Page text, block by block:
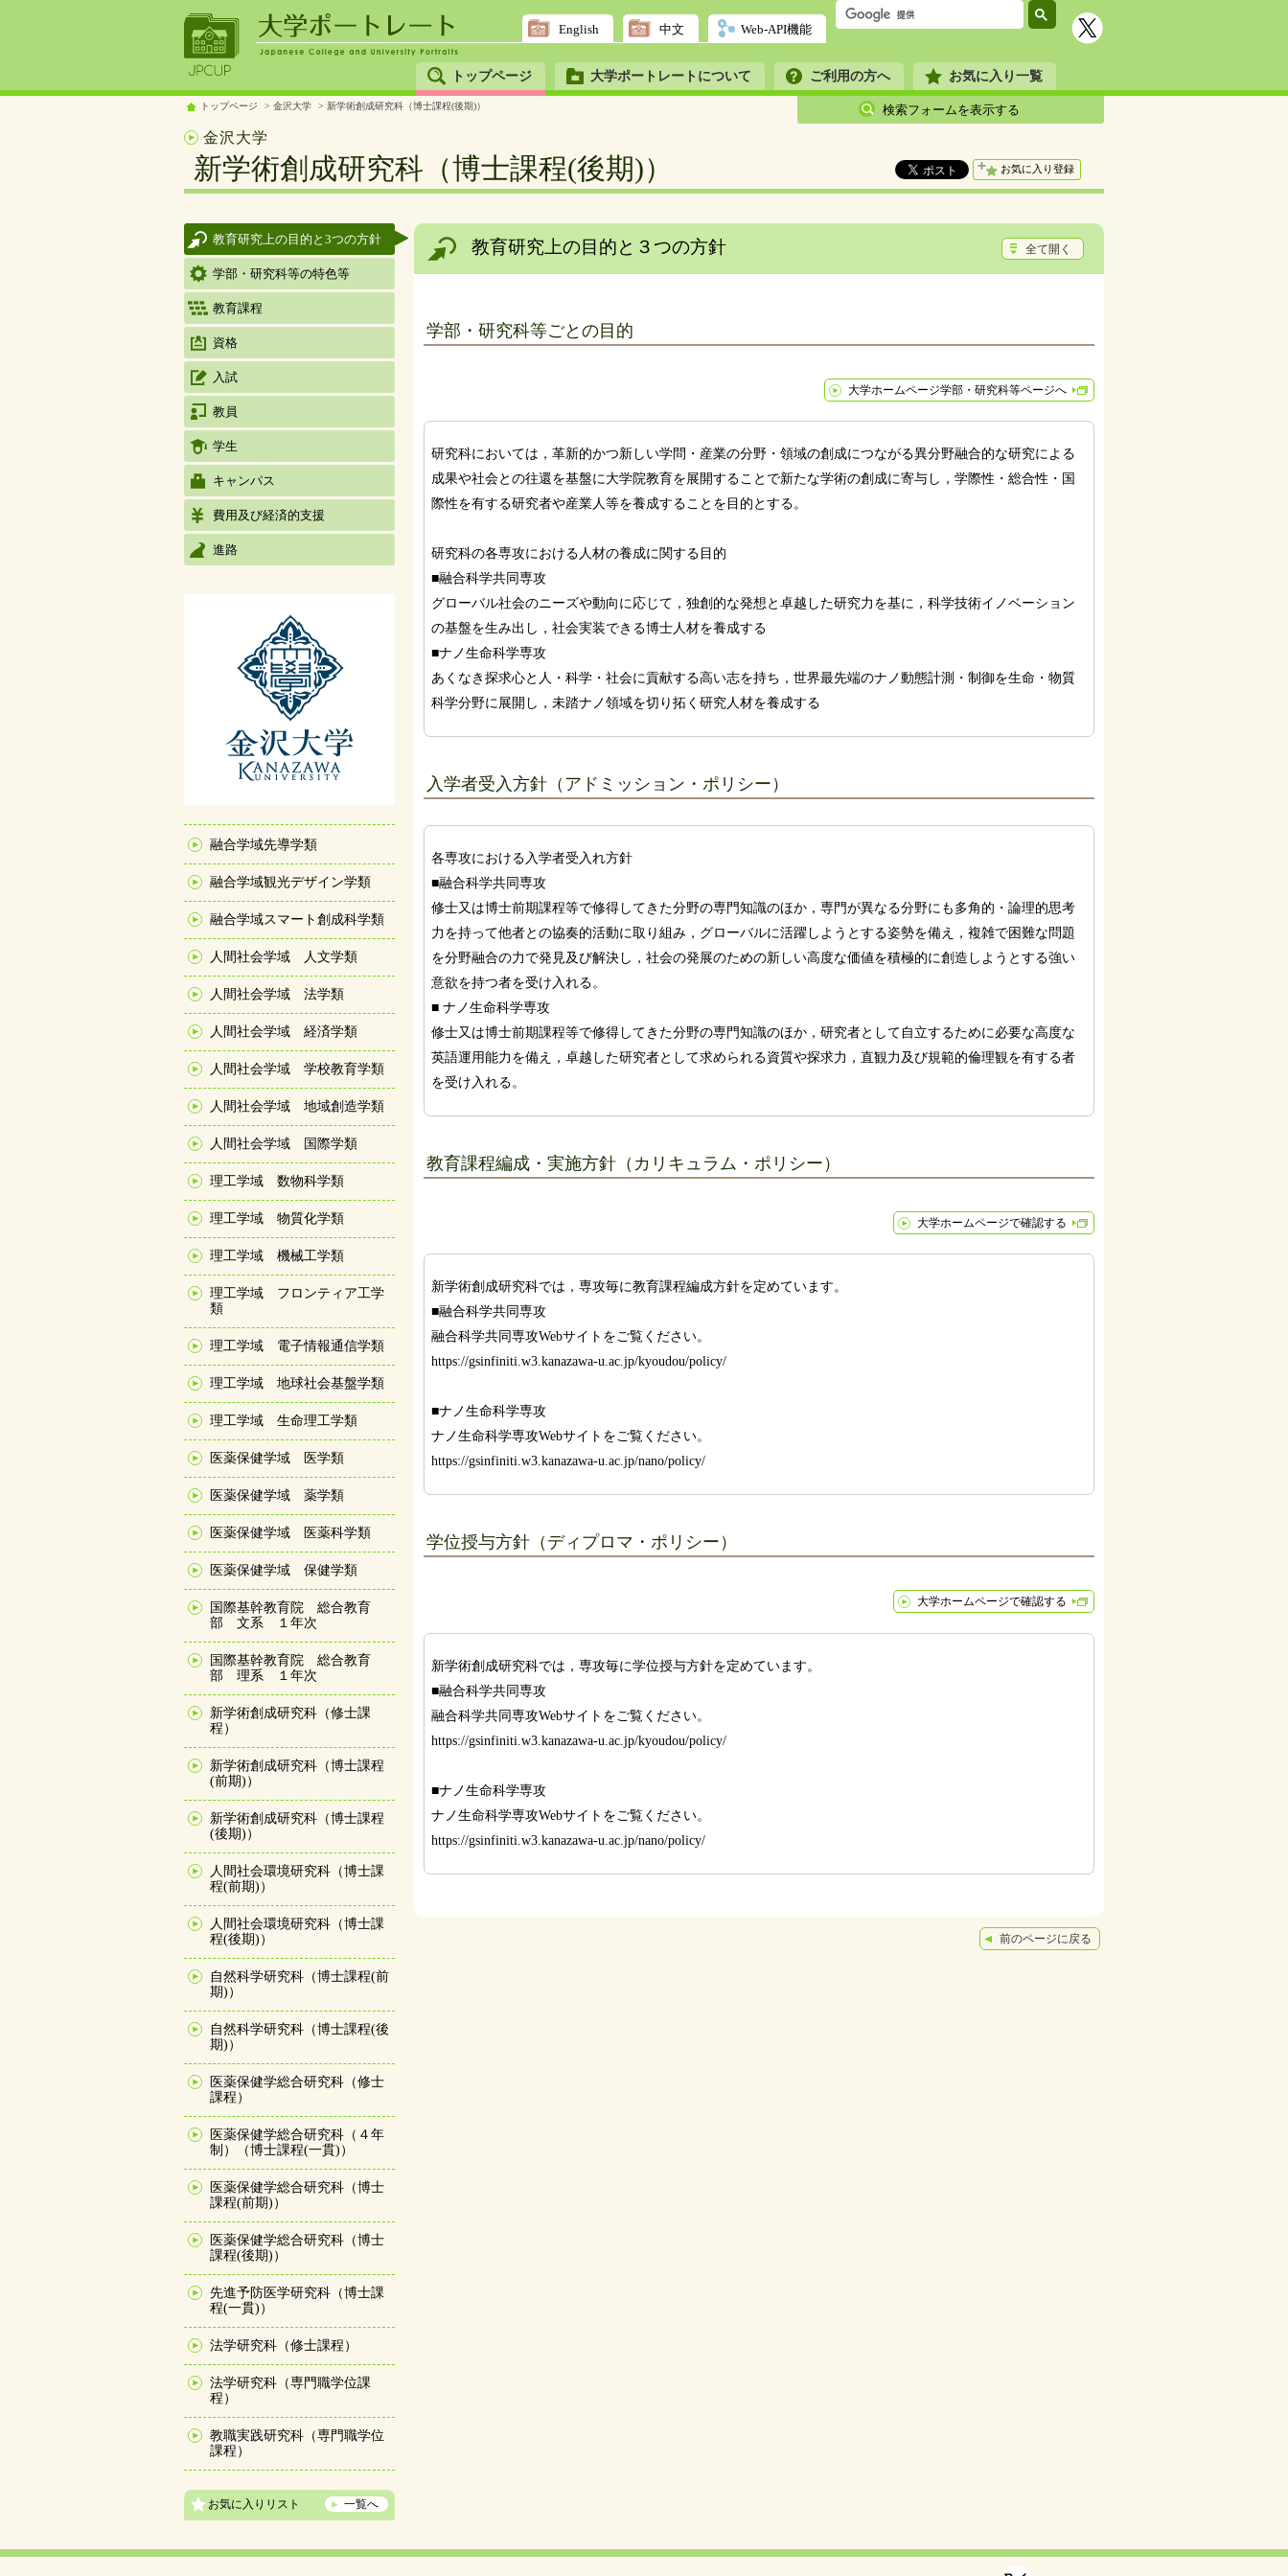
English 中文 Web-API機能
トップページ 大学ポートレートについて ご利用の方へ お気に入り一覧
トップページ 金沢大学 新学術創成研究科（博士課程(後期)） 検索フォームを表示する
金沢大学
新学術創成研究科（博士課程(後期)） お気に入り登録
教育研究上の目的と3つの方針
学部・研究科等の特色等
教育課程
資格
入試
教員
学生
キャンパス
費用及び経済的支援
進路
融合学域先導学類
融合学域観光デザイン学類
融合学域スマート創成科学類
人間社会学域 人文学類
人間社会学域 法学類
人間社会学域 経済学類
人間社会学域 学校教育学類
人間社会学域 地域創造学類
人間社会学域 国際学類
理工学域 数物科学類
理工学域 物質化学類
理工学域 機械工学類
理工学域 フロンティア工学
類
理工学域 電子情報通信学類
理工学域 地球社会基盤学類
理工学域 生命理工学類
医薬保健学域 医学類
医薬保健学域 薬学類
医薬保健学域 医薬科学類
医薬保健学域 保健学類
国際基幹教育院 総合教育
部 文系 １年次
国際基幹教育院 総合教育
部 理系 １年次
新学術創成研究科（修士課
程）
新学術創成研究科（博士課程
(前期)）
新学術創成研究科（博士課程
(後期)）
人間社会環境研究科（博士課
程(前期)）
人間社会環境研究科（博士課
程(後期)）
自然科学研究科（博士課程(前
期)）
自然科学研究科（博士課程(後
期)）
医薬保健学総合研究科（修士
課程）
医薬保健学総合研究科（４年
制）（博士課程(一貫)）
医薬保健学総合研究科（博士
課程(前期)）
医薬保健学総合研究科（博士
課程(後期)）
先進予防医学研究科（博士課
程(一貫)）
法学研究科（修士課程）
法学研究科（専門職学位課
程）
教職実践研究科（専門職学位
課程）
お気に入りリスト 一覧へ
教育研究上の目的と３つの方針 全て開く
学部・研究科等ごとの目的
大学ホームページ学部・研究科等ページへ
研究科においては，革新的かつ新しい学問・産業の分野・領域の創成につながる異分野融合的な研究による
成果や社会との往還を基盤に大学院教育を展開することで新たな学術の創成に寄与し，学際性・総合性・国
際性を有する研究者や産業人等を養成することを目的とする。
研究科の各専攻における人材の養成に関する目的
■融合科学共同専攻
グローバル社会のニーズや動向に応じて，独創的な発想と卓越した研究力を基に，科学技術イノベーション
の基盤を生み出し，社会実装できる博士人材を養成する
■ナノ生命科学専攻
あくなき探求心と人・科学・社会に貢献する高い志を持ち，世界最先端のナノ動態計測・制御を生命・物質
科学分野に展開し，未踏ナノ領域を切り拓く研究人材を養成する
入学者受入方針（アドミッション・ポリシー）
各専攻における入学者受入れ方針
■融合科学共同専攻
修士又は博士前期課程等で修得してきた分野の専門知識のほか，専門が異なる分野にも多角的・論理的思考
力を持って他者との協奏的活動に取り組み，グローバルに活躍しようとする姿勢を備え，複雑で困難な問題
を分野融合の力で発見及び解決し，社会の発展のための新しい高度な価値を積極的に創造しようとする強い
意欲を持つ者を受け入れる。
■ ナノ生命科学専攻
修士又は博士前期課程等で修得してきた分野の専門知識のほか，研究者として自立するために必要な高度な
英語運用能力を備え，卓越した研究者として求められる資質や探求力，直観力及び規範的倫理観を有する者
を受け入れる。
教育課程編成・実施方針（カリキュラム・ポリシー）
大学ホームページで確認する
新学術創成研究科では，専攻毎に教育課程編成方針を定めています。
■融合科学共同専攻
融合科学共同専攻Webサイトをご覧ください。
https://gsinfiniti.w3.kanazawa-u.ac.jp/kyoudou/policy/
■ナノ生命科学専攻
ナノ生命科学専攻Webサイトをご覧ください。
https://gsinfiniti.w3.kanazawa-u.ac.jp/nano/policy/
学位授与方針（ディプロマ・ポリシー）
大学ホームページで確認する
新学術創成研究科では，専攻毎に学位授与方針を定めています。
■融合科学共同専攻
融合科学共同専攻Webサイトをご覧ください。
https://gsinfiniti.w3.kanazawa-u.ac.jp/kyoudou/policy/
■ナノ生命科学専攻
ナノ生命科学専攻Webサイトをご覧ください。
https://gsinfiniti.w3.kanazawa-u.ac.jp/nano/policy/
前のページに戻る